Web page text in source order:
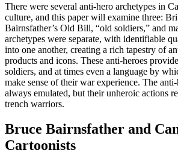
There were several anti-hero archetypes in
culture, and this paper will examine three:
Bairnsfather’s Old Bill, “old soldiers,” and
archetypes were separate, with identifiable
into one another, creating a rich tapestry of
products and icons. These anti-heroes
soldiers, and at times even a language by
make sense of their war experience. The
always emulated, but their unheroic actions
trench warriors.
Bruce Bairnsfather and
Cartoonists